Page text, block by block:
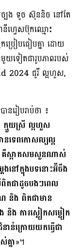
ច្បង ទូច ស៊ុននិច នៅតែ
ហ្វេសប៊ុកឈ្មោះ
រៀបធៀបគ្នា ដោយ
យទៀតជារូបភាពរបស់
2024 ជូរី ល្អហួស,
រៀបរាប់ថា ៖
ក្មួយស្រី ល្អហួស
ទេពកោសល្យល្អ
គឺស្អាតសមសួនណាស់
ងនៅក្នុងបទនោះអ៊ីចឹង
ពិតជាដូចបងៗពេល
និង ពិតជាមាន
និង ការស្លៀកសម្លៀក
ាន់ក្រោយយកធ្វើជា
នា»។